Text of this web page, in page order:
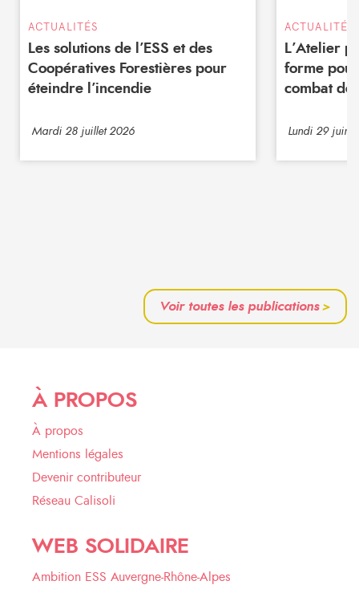
ACTUALITÉS
Les solutions de l’ESS et des
Coopératives Forestières pour
éteindre l’incendie
Mardi 28 juillet 2026
ACTUALITÉS
L’Atelier
forme
combat de
Lundi 29 juin
Voir toutes les publications>
À PROPOS
À propos
Mentions légales
Devenir contributeur
Réseau Calisoli
WEB SOLIDAIRE
Ambition ESS Auvergne-Rhône-Alpes